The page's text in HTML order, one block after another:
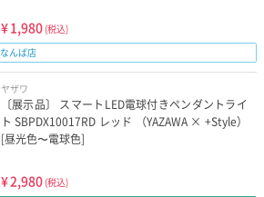
¥1,980 (税込)
なんば店
ヤザワ
〔展示品〕 スマートLED電球付きペンダントライ
ト SBPDX10017RD レッド （YAZAWA × +Style）
[昼光色〜電球色]
¥2,980 (税込)